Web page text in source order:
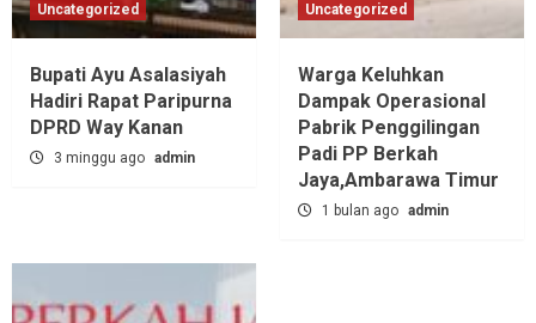
Uncategorized
Bupati Ayu Asalasiyah
Hadiri Rapat Paripurna
DPRD Way Kanan
3 minggu ago admin
Uncategorized
Warga Keluhkan
Dampak Operasional
Pabrik Penggilingan
Padi PP Berkah
Jaya,‎Ambarawa Timur
1 bulan ago admin